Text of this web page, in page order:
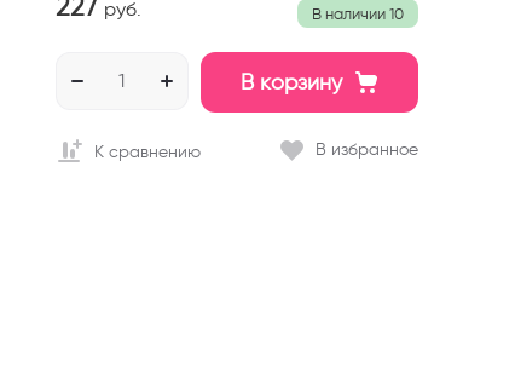
В наличии 10
руб.
В корзину
К сравнению В избранное